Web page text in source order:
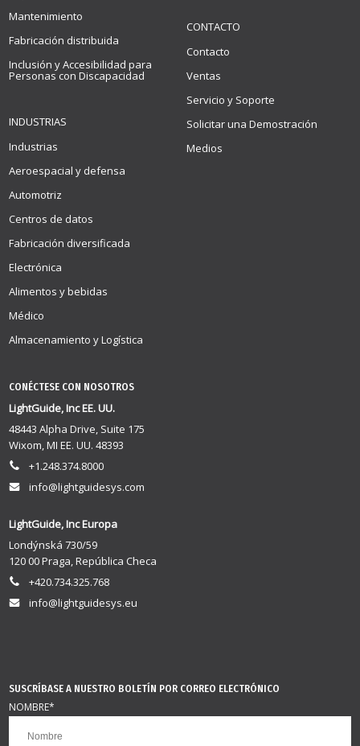
Mantenimiento
Fabricación distribuida
Inclusión y Accesibilidad para
Personas con Discapacidad
INDUSTRIAS
Industrias
Aeroespacial y defensa
Automotriz
Centros de datos
Fabricación diversificada
Electrónica
Alimentos y bebidas
Médico
Almacenamiento y Logística
CONTACTO
Contacto
Ventas
Servicio y Soporte
Solicitar una Demostración
Medios
CONÉCTESE CON NOSOTROS
LightGuide, Inc EE. UU.
48443 Alpha Drive, Suite 175
Wixom, MI EE. UU. 48393
+1.248.374.8000
info@lightguidesys.com
LightGuide, Inc Europa
Londýnská 730/59
120 00 Praga, República Checa
+420.734.325.768
info@lightguidesys.eu
SUSCRÍBASE A NUESTRO BOLETÍN POR CORREO ELECTRÓNICO
NOMBRE*